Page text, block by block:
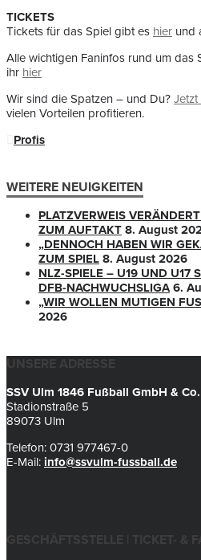
TICKETS
Tickets für das Spiel gibt es hier und
Alle wichtigen Faninfos rund um das
ihr hier
Wir sind die Spatzen – und Du? Jetzt
vielen Vorteilen profitieren.
Profis
WEITERE NEUIGKEITEN
PLATZVERWEIS
ZUM AUFTAKT 8. August
„DENNOCH HABEN WIR
ZUM SPIEL 8. August 2026
NLZ-SPIELE – U19 UND U17
DFB-NACHWUCHSLIGA 6.
„WIR WOLLEN MUTIGEN
2026
UNSERE ADRESSE
SSV Ulm 1846 Fußball GmbH &
Stadionstraße 5
89073 Ulm
Telefon: 0731 977467-0
E-Mail: info@ssvulm-fussball.de
GESCHÄFTSSTELLE | TICKET- &